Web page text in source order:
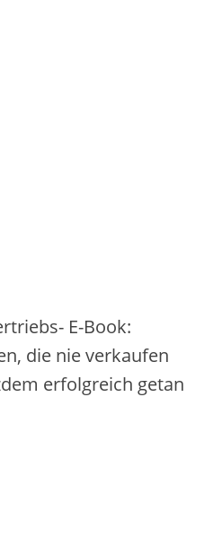
E-Book:
die nie verkaufen
erfolgreich getan